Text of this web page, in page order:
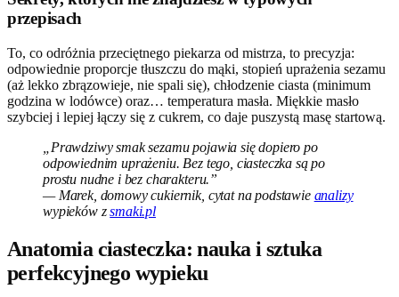
przepisach
To, co odróżnia przeciętnego piekarza od mistrza, to precyzja:
odpowiednie proporcje tłuszczu do mąki, stopień uprażenia sezamu
(aż lekko zbrązowieje, nie spali się), chłodzenie ciasta (minimum
godzina w lodówce) oraz… temperatura masła. Miękkie masło
szybciej i lepiej łączy się z cukrem, co daje puszystą masę startową.
„Prawdziwy smak sezamu pojawia się dopiero po
odpowiednim uprażeniu. Bez tego, ciasteczka są po
prostu nudne i bez charakteru.”
— Marek, domowy cukiernik, cytat na podstawie analizy
wypieków zsmaki.pl
Anatomia ciasteczka: nauka i sztuka
perfekcyjnego wypieku